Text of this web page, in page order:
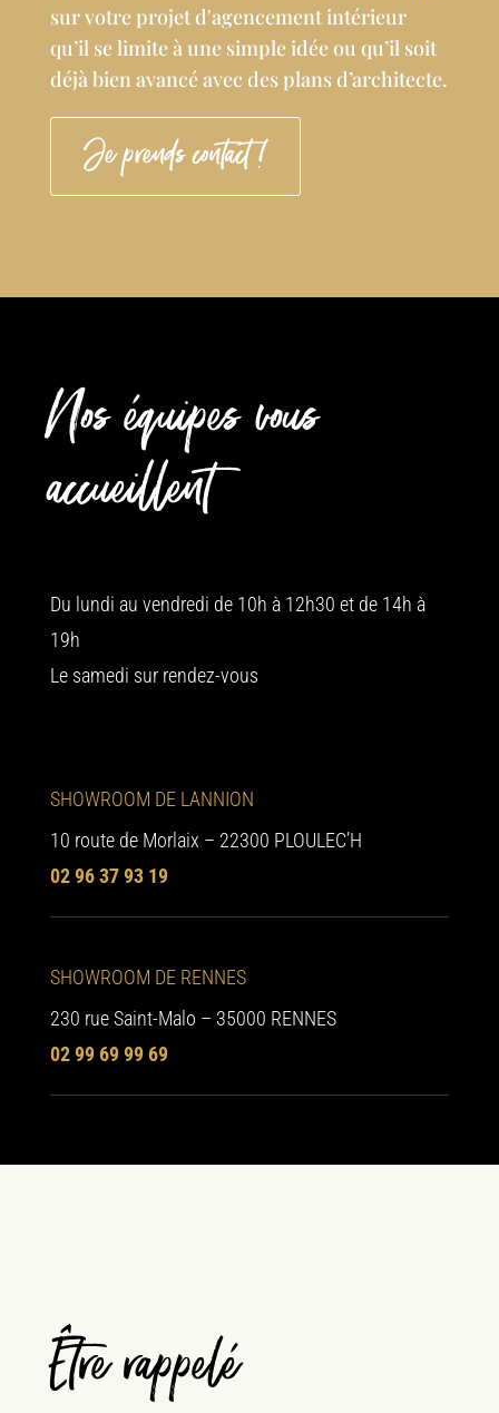
sur votre projet d'agencement intérieur
qu’il se limite à une simple idée ou qu’il soit
déjà bien avancé avec des plans d’architecte.
Je prends contact !
Nos équipes vous
accueillent
Du lundi au vendredi de 10h à 12h30 et de 14h à
19h
Le samedi sur rendez-vous
SHOWROOM DE LANNION
10 route de Morlaix – 22300 PLOULEC’H
02 96 37 93 19
SHOWROOM DE RENNES
230 rue Saint-Malo – 35000 RENNES
02 99 69 99 69
Être rappelé